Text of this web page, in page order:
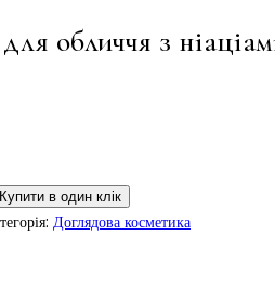
обличчя з
Купити в один клік
Доглядова косметика